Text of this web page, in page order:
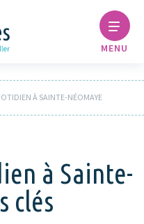
MENU
À SAINTE-NÉOMAYE
à Sainte-
clés